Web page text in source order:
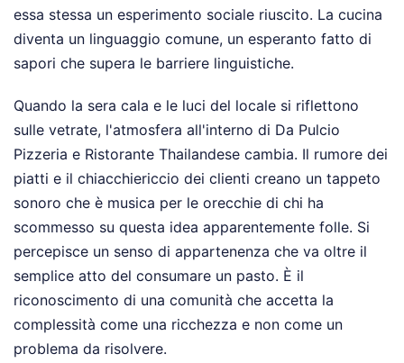
essa stessa un esperimento sociale riuscito. La cucina
diventa un linguaggio comune, un esperanto fatto di
sapori che supera le barriere linguistiche.
Quando la sera cala e le luci del locale si riflettono
sulle vetrate, l'atmosfera all'interno di Da Pulcio
Pizzeria e Ristorante Thailandese cambia. Il rumore dei
piatti e il chiacchiericcio dei clienti creano un tappeto
sonoro che è musica per le orecchie di chi ha
scommesso su questa idea apparentemente folle. Si
percepisce un senso di appartenenza che va oltre il
semplice atto del consumare un pasto. È il
riconoscimento di una comunità che accetta la
complessità come una ricchezza e non come un
problema da risolvere.